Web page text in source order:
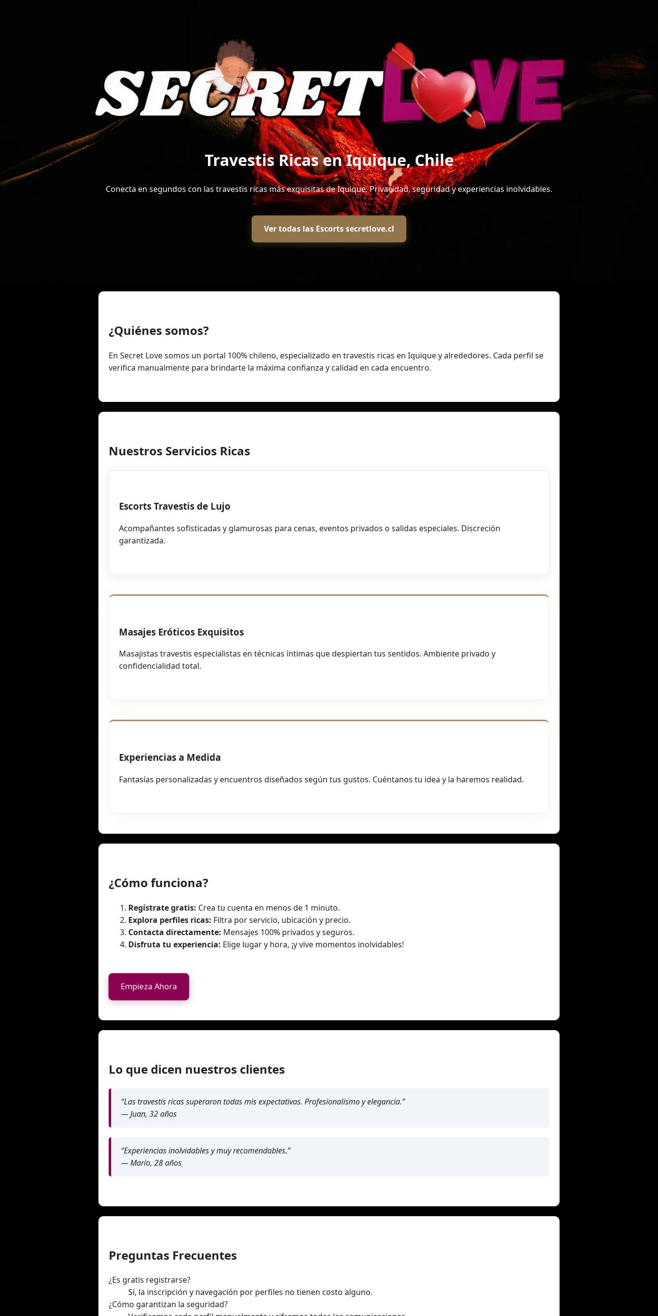
Travestis Ricas en Iquique, Chile
Conecta en segundos con las travestis ricas más exquisitas de Iquique. Privacidad, seguridad y experiencias inolvidables.
Ver todas las Escorts secretlove.cl
¿Quiénes somos?
En Secret Love somos un portal 100% chileno, especializado en travestis ricas en Iquique y alrededores. Cada perfil se
verifica manualmente para brindarte la máxima confianza y calidad en cada encuentro.
Nuestros Servicios Ricas
Escorts Travestis de Lujo
Acompañantes sofisticadas y glamurosas para cenas, eventos privados o salidas especiales. Discreción
garantizada.
Masajes Eróticos Exquisitos
Masajistas travestis especialistas en técnicas íntimas que despiertan tus sentidos. Ambiente privado y
confidencialidad total.
Experiencias a Medida
Fantasías personalizadas y encuentros diseñados según tus gustos. Cuéntanos tu idea y la haremos realidad.
¿Cómo funciona?
Regístrate gratis: Crea tu cuenta en menos de 1 minuto.
Explora perfiles ricas: Filtra por servicio, ubicación y precio.
Contacta directamente: Mensajes 100% privados y seguros.
Disfruta tu experiencia: Elige lugar y hora, ¡y vive momentos inolvidables!
Empieza Ahora
Lo que dicen nuestros clientes
“Las travestis ricas superaron todas mis expectativas. Profesionalismo y elegancia.”
— Juan, 32 años
“Experiencias inolvidables y muy recomendables.”
— Mario, 28 años
Preguntas Frecuentes
¿Es gratis registrarse?
Sí, la inscripción y navegación por perfiles no tienen costo alguno.
¿Cómo garantizan la seguridad?